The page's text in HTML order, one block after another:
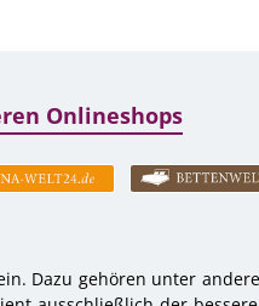
Onlineshops
Dazu gehören unter